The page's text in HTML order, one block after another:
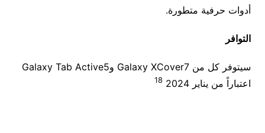
أدوات حرفية متطورة.
التوافر
سيتوفر كل من Galaxy XCover7 وGalaxy Tab Active5
اعتباراً من يناير 2024
18